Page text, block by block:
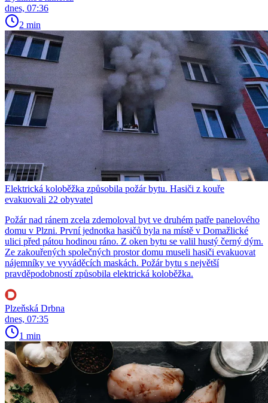
dnes, 07:36
2 min
Elektrická koloběžka způsobila požár bytu. Hasiči z kouře
evakuovali 22 obyvatel
Požár nad ránem zcela zdemoloval byt ve druhém patře panelového
domu v Plzni. První jednotka hasičů byla na místě v Domažlické
ulici před pátou hodinou ráno. Z oken bytu se valil hustý černý dým.
Ze zakouřených společných prostor domu museli hasiči evakuovat
nájemníky ve vyváděcích maskách. Požár bytu s největší
pravděpodobností způsobila elektrická koloběžka.
Plzeňská Drbna
dnes, 07:35
1 min